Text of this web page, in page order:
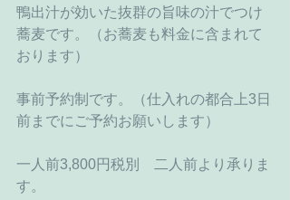
鴨出汁が効いた抜群の旨味の汁でつけ
蕎麦です。（お蕎麦も料金に含まれて
おります）
事前予約制です。（仕入れの都合上3日
前までにご予約お願いします）
一人前3,800円税別　二人前より承りま
す。